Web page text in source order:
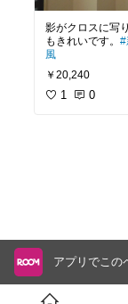
影がクロスに写
もきれいです。 #
風
￥20,240
1 0
アプリでこの